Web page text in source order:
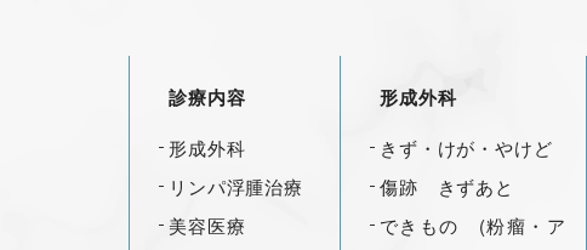
診療内容
形成外科
リンパ浮腫治療
美容医療
形成外科
きず・けが・やけど
傷跡 きずあと
できもの (粉瘤・ア